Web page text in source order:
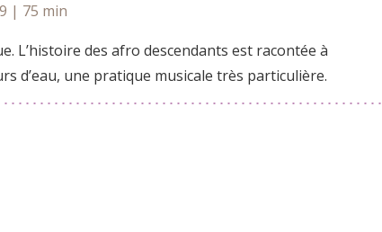
| 75 min
L’histoire des afro descendants est racontée à
d’eau, une pratique musicale très particulière.